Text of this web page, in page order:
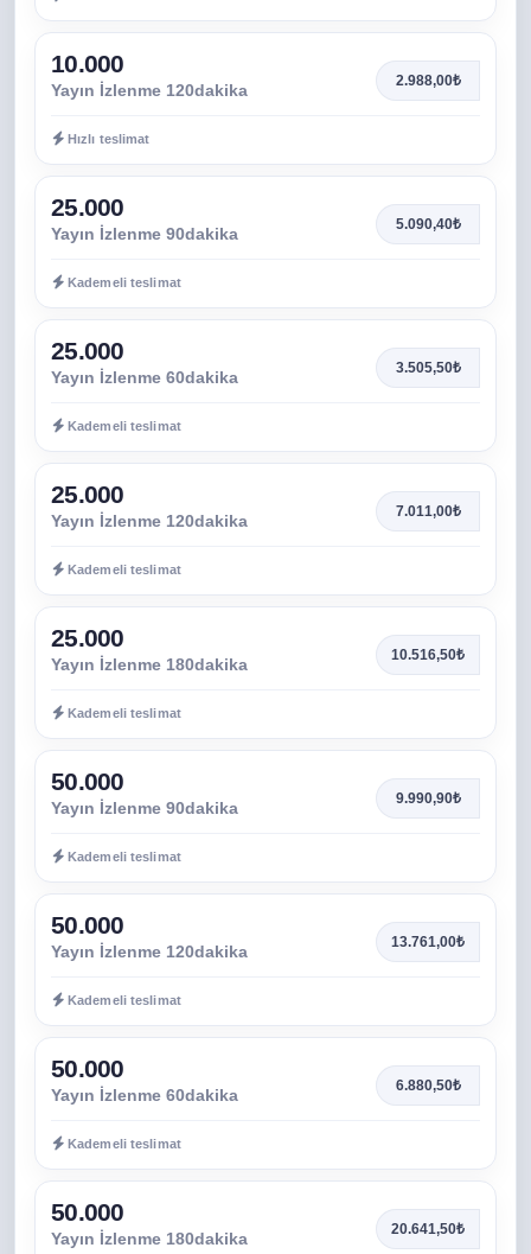
10.000
Yayın İzlenme 120dakika 2.988,00₺
Hızlı teslimat
25.000
Yayın İzlenme 90dakika 5.090,40₺
Kademeli teslimat
25.000
Yayın İzlenme 60dakika 3.505,50₺
Kademeli teslimat
25.000
Yayın İzlenme 120dakika 7.011,00₺
Kademeli teslimat
25.000
Yayın İzlenme 180dakika 10.516,50₺
Kademeli teslimat
50.000
Yayın İzlenme 90dakika 9.990,90₺
Kademeli teslimat
50.000
Yayın İzlenme 120dakika 13.761,00₺
Kademeli teslimat
50.000
Yayın İzlenme 60dakika 6.880,50₺
Kademeli teslimat
50.000
Yayın İzlenme 180dakika 20.641,50₺